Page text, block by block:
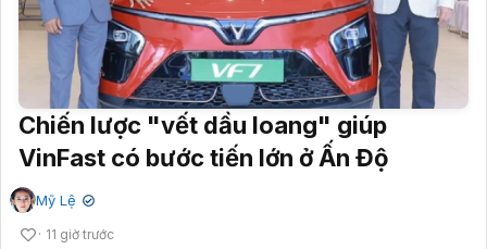
Chiến lược "vết dầu loang" giúp
VinFast có bước tiến lớn ở Ấn Độ
Mỹ Lệ ✔
11 giờ trước